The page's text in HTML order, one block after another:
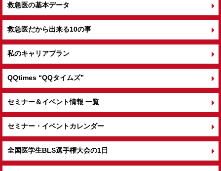
救急医の基本データ
救急医だから出来る10の事
私のキャリアプラン
QQtimes “QQタイムズ”
セミナー＆イベント情報 一覧
セミナー・イベントカレンダー
全国医学生BLS選手権大会の1日